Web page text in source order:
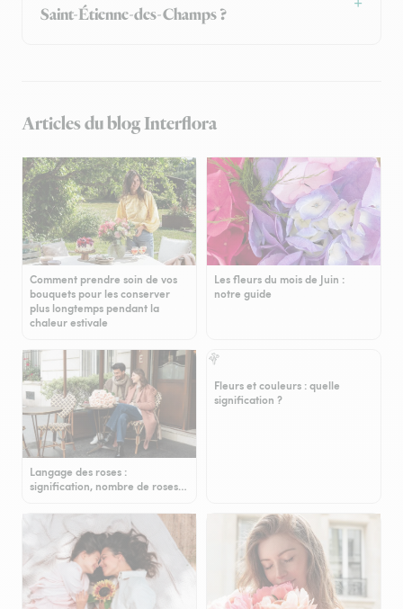
Saint-Étienne-des-Champs ?
Articles du blog Interflora
Comment prendre soin de vos
bouquets pour les conserver
plus longtemps pendant la
chaleur estivale
Les fleurs du mois de Juin :
notre guide
Langage des roses :
signification, nombre de roses…
Fleurs et couleurs : quelle
signification ?